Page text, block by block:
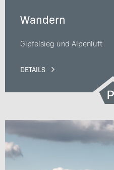
Wandern
Gipfelsieg und Alpenluft
DETAILS